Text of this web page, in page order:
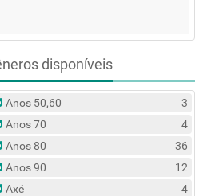
disponíveis
Anos 50,60
3
Anos 70
4
Anos 80
36
Anos 90
12
Axé
4